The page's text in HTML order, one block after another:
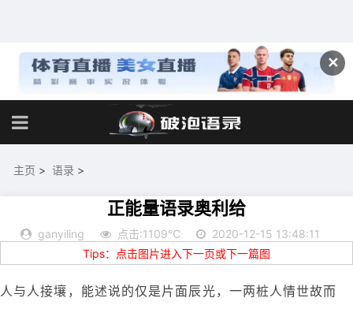
✕
主页 > 语录 >
正能量语录奥利给
ganyiling 点击:1109℃
2020-12-15 13:48:11
Tips：点击图片进入下一页或下一篇图
人与人接壤，能述说的仅是片面辰光，一两桩人情世故而